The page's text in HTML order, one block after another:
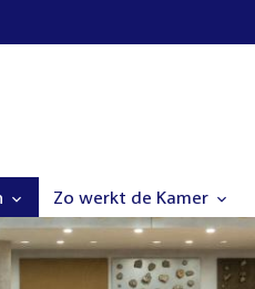
Zo werkt de Kamer